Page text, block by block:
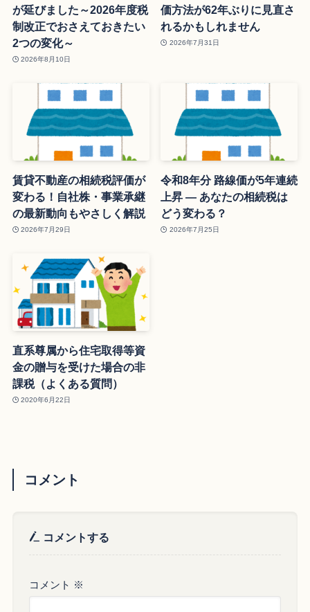
が延びました～2026年度税
制改正でおさえておきたい
2つの変化～
2026年8月10日
価方法が62年ぶりに見直さ
れるかもしれません
2026年7月31日
賃貸不動産の相続税評価が
変わる！自社株・事業承継
の最新動向もやさしく解説
2026年7月29日
令和8年分 路線価が5年連続
上昇 ― あなたの相続税は
どう変わる？
2026年7月25日
直系尊属から住宅取得等資
金の贈与を受けた場合の非
課税（よくある質問）
2020年6月22日
コメント
コメントする
コメント ※